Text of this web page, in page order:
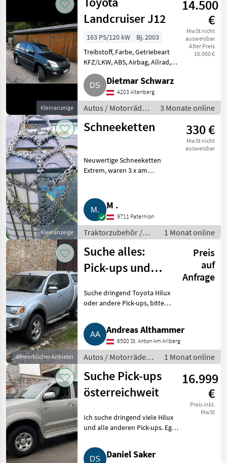
Kleinanzeige
Landcruiser J12
14.500
€
MwSt nicht
ausweisbar
Alter Preis
16.000 €
163 PS/120 kW
Bj. 2003
Treibstoff, Farbe, Getriebeart
KFZ/LKW, ABS, Airbag, Allrad,
Alarmanlage, Alufelgen,
Treibstoff Verkaufe das Auto.
Hat bis jetzt noch nie Probleme
gemacht. Batterie wurde er
Dietmar Schwarz
4203 Altenberg
Autos / Motorräder
/ Geländewagen
3 Monate online
Kleinanzeige
Schneeketten 330 €
MwSt nicht
ausweisbar
Neuwertige Schneeketten
Extrem, waren 3 x am
Schneeketten
M .
9711 Paternion
Traktorzubehör /
Schneeketten
1 Monat online
Gewerblicher Anbieter
Suche alles:
Pick-ups und
in ganz
Preis
auf
Anfrage
Suche dringend Toyota Hilux
oder andere Pick-ups, bitte
Stand, Zustand, Modell
unwichtig, alle Marken, auch
unfallbeschädigt, Motorsc
Andreas Althammer
6580 St. Anton Am Arlberg
Autos / Motorräder /
Geländewagen
1 Monat online
Suche Pick-ups
österreichweit
16.999
€
Preis inkl.
MwSt
Ich suche dringend viele Hilux
und alle anderen Pick-ups. Egal
Aber auch andere Pick-ups und
Geländewagen. Bitte alles
Daniel Saker